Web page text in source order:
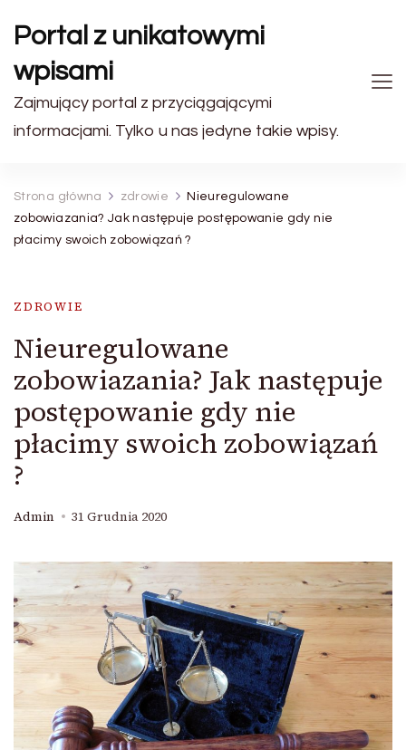
Portal z unikatowymi
wpisami
Zajmujący portal z przyciągającymi
informacjami. Tylko u nas jedyne takie wpisy.
Strona główna zdrowie
Nieuregulowane
zobowiazania? Jak następuje postępowanie gdy nie
płacimy swoich zobowiązań ?
ZDROWIE
Nieuregulowane
zobowiazania? Jak następuje
postępowanie gdy nie
płacimy swoich zobowiązań
?
Admin 31 Grudnia 2020